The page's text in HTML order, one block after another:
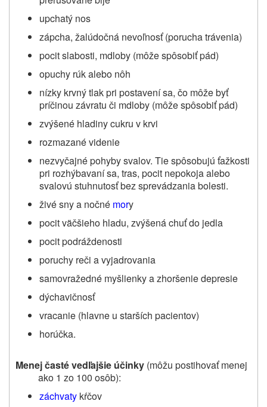
upchatý nos
zápcha, žalúdočná nevoľnosť (porucha trávenia)
pocit slabosti, mdloby (môže spôsobiť pád)
opuchy rúk alebo nôh
nízky krvný tlak pri postavení sa, čo môže byť
príčinou závratu či mdloby (môže spôsobiť pád)
zvýšené hladiny cukru v krvi
rozmazané videnie
nezvyčajné pohyby svalov. Tie spôsobujú ťažkosti
pri rozhýbavaní sa, tras, pocit nepokoja alebo
svalovú stuhnutosť bez sprevádzania bolesti.
živé sny a nočné mory
pocit väčšieho hladu, zvýšená chuť do jedla
pocit podráždenosti
poruchy reči a vyjadrovania
samovražedné myšlienky a zhoršenie depresie
dýchavičnosť
vracanie (hlavne u starších pacientov)
horúčka.
Menej časté vedľajšie účinky (môžu postihovať menej
ako 1 zo 100 osôb):
záchvaty kŕčov